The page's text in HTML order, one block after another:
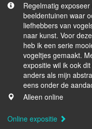
Regelmatig
beeldentuinen waar
liefhebbers van
naar kunst. Voor
heb ik een serie
vogeltjes gemaakt.
expositie wil ik ook
anders als mijn
eens onder de
Alleen online
Online expositie